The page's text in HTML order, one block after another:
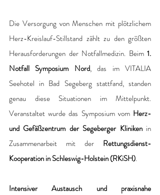
Die Versorgung von Menschen mit plötzlichem
Herz-Kreislauf-Stillstand zählt zu den größten
Herausforderungen der Notfallmedizin. Beim 1.
Notfall Symposium Nord, das im VITALIA
Seehotel in Bad Segeberg stattfand, standen
genau diese Situationen im Mittelpunkt.
Veranstaltet wurde das Symposium vom Herz-
und Gefäßzentrum der Segeberger Kliniken in
Zusammenarbeit mit der Rettungsdienst-
Kooperation in Schleswig-Holstein (RKiSH).
Intensiver Austausch und praxisnahe